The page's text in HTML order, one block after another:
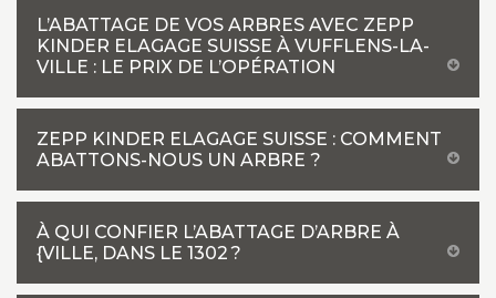
L’ABATTAGE DE VOS ARBRES AVEC ZEPP
KINDER ELAGAGE SUISSE À VUFFLENS-LA-
VILLE : LE PRIX DE L’OPÉRATION
ZEPP KINDER ELAGAGE SUISSE : COMMENT
ABATTONS-NOUS UN ARBRE ?
À QUI CONFIER L’ABATTAGE D’ARBRE À
{VILLE, DANS LE 1302 ?